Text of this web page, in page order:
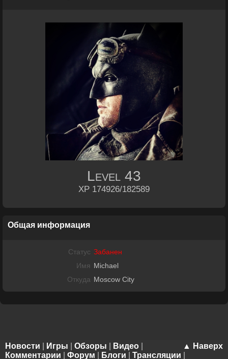
Level 43
XP 174926/182589
Общая информация
Статус Забанен
Имя Michael
Откуда Moscow City
▲ Наверх
Новости Игры Обзоры Видео
Комментарии
Форум Блоги Трансляции